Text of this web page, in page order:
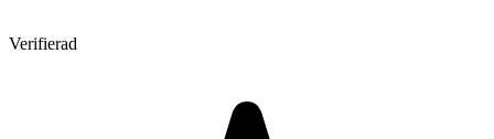
Verifierad